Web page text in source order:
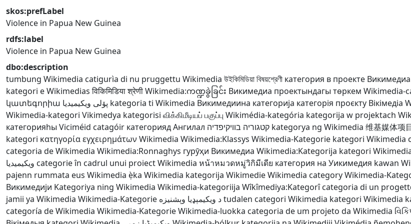
skos:prefLabel
Violence in Papua New Guinea
rdfs:label
Violence in Papua New Guinea
dbo:description
tumbung Wikimedia catigurìa di nu pruggettu Wikimedia উইকিমিডিয়া বিষয়শ্রেণী категория в проекте Викимедиа
kategori e Wikimedias विकिमिडिया श्रेणीWikimedia:ကဏ္ဍခွဲခြင်း Викимедиа проектындагы төркем Wikimedia-
կատեգորիա پۆلی ویکیمیدیا kategoria ti Wikimedia Викимедиина категорија категорія проєкту Вікімедіа
Wikimedia-kategori Vikimedya kategorisi விக்கிமீடியப் பகுப்பு Wikimédia-kategória kategorija w projektach
категорияһы Viciméid catagóir категорияд Ангилал קטגוריה בוויקיפדיה kategorya ng Wikimedia 维基媒体项
kategori κατηγορία εγχειρημάτων Wikimedia Wikimedia:Klassys Wikimedia-Kategorie kategori Wikimedia
categoria de Wikimedia Wikimedia:Ronnaghys гурӯҳи Викимедиа Wikimedia:Kategorija kategori
ويكيميديا categorie în cadrul unui proiect Wikimedia หน้าหมวดหมู่วิกิมีเดีย категория на Уикимедия kawan
pajenn rummata eus Wikimedia ẹ̀ka Wikimedia kategorija WikimedieWikimedia categoryWikimedia-
Викимедији Kategoriya ning Wikimedia Wikimedia-kategoriija Wîkîmediya:Kategorî categoria di un
jamii ya Wikimedia Wikimedia-Kategorie د ويکيمېډيا وېشنيزهtudalen categori Wikimedia kategori Wikimedia
categoría de Wikimedia Wikimedia-KategorieWikimedia-luokka categoria de um projeto da Wikimedia